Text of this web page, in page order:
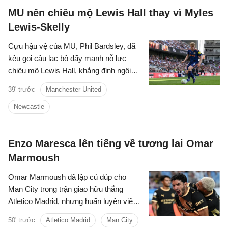
MU nên chiêu mộ Lewis Hall thay vì Myles
Lewis-Skelly
Cựu hậu vệ của MU, Phil Bardsley, đã
kêu gọi câu lạc bộ đẩy mạnh nỗ lực
chiêu mộ Lewis Hall, khẳng định ngôi
sao của Newcastle sẽ là sự bổ sung
hoàn hảo cho sân Old Trafford.
39' trước Manchester United
Newcastle
Enzo Maresca lên tiếng về tương lai Omar
Marmoush
Omar Marmoush đã lập cú đúp cho
Man City trong trận giao hữu thắng
Atletico Madrid, nhưng huấn luyện viên
Enzo Maresca lại tỏ ra kín đáo về tương
lai của anh.
50' trước Atletico Madrid Man City